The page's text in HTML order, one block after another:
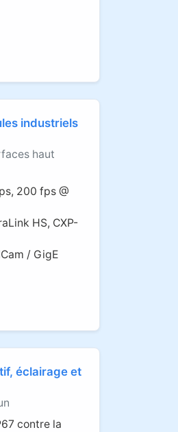
industriels
haut
200 fps @
HS, CXP-
/ GigE
éclairage et
contre la